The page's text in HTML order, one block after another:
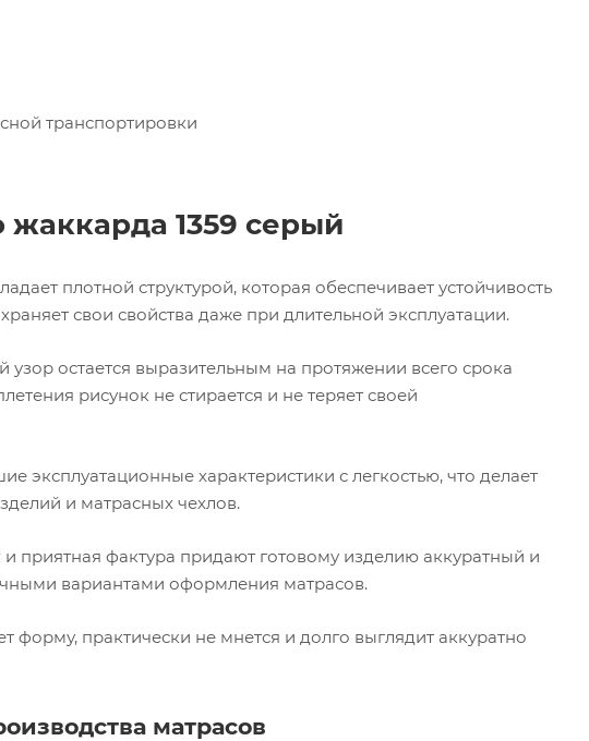
транспортировки
жаккарда 1359 серый
плотной структурой, которая обеспечивает устойчивость
свои свойства даже при длительной эксплуатации.
узор остается выразительным на протяжении всего срока
рисунок не стирается и не теряет своей
эксплуатационные характеристики с легкостью, что делает
и матрасных чехлов.
приятная фактура придают готовому изделию аккуратный и
вариантами оформления матрасов.
форму, практически не мнется и долго выглядит аккуратно
матрасов